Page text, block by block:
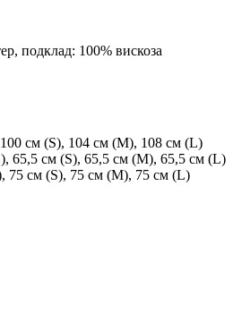
подклад: 100% вискоза
см (S), 104 см (M), 108 см (L)
65,5 см (S), 65,5 см (M), 65,5 см (L)
75 см (S), 75 см (M), 75 см (L)